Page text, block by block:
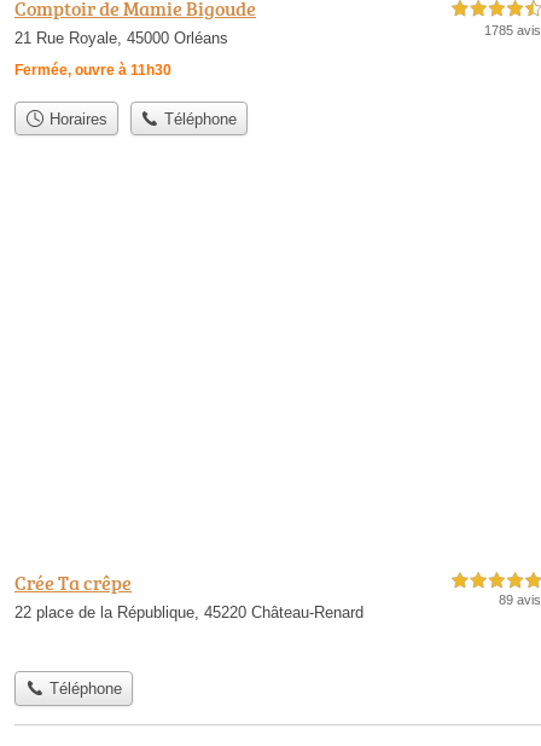
Comptoir de Mamie Bigoude
21 Rue Royale, 45000 Orléans
Fermée, ouvre à 11h30
4,5 étoiles sur 5
1785 avis
Horaires Téléphone
Crée Ta crêpe
22 place de la République, 45220 Château-Renard
5,0 étoiles sur 5
89 avis
Téléphone